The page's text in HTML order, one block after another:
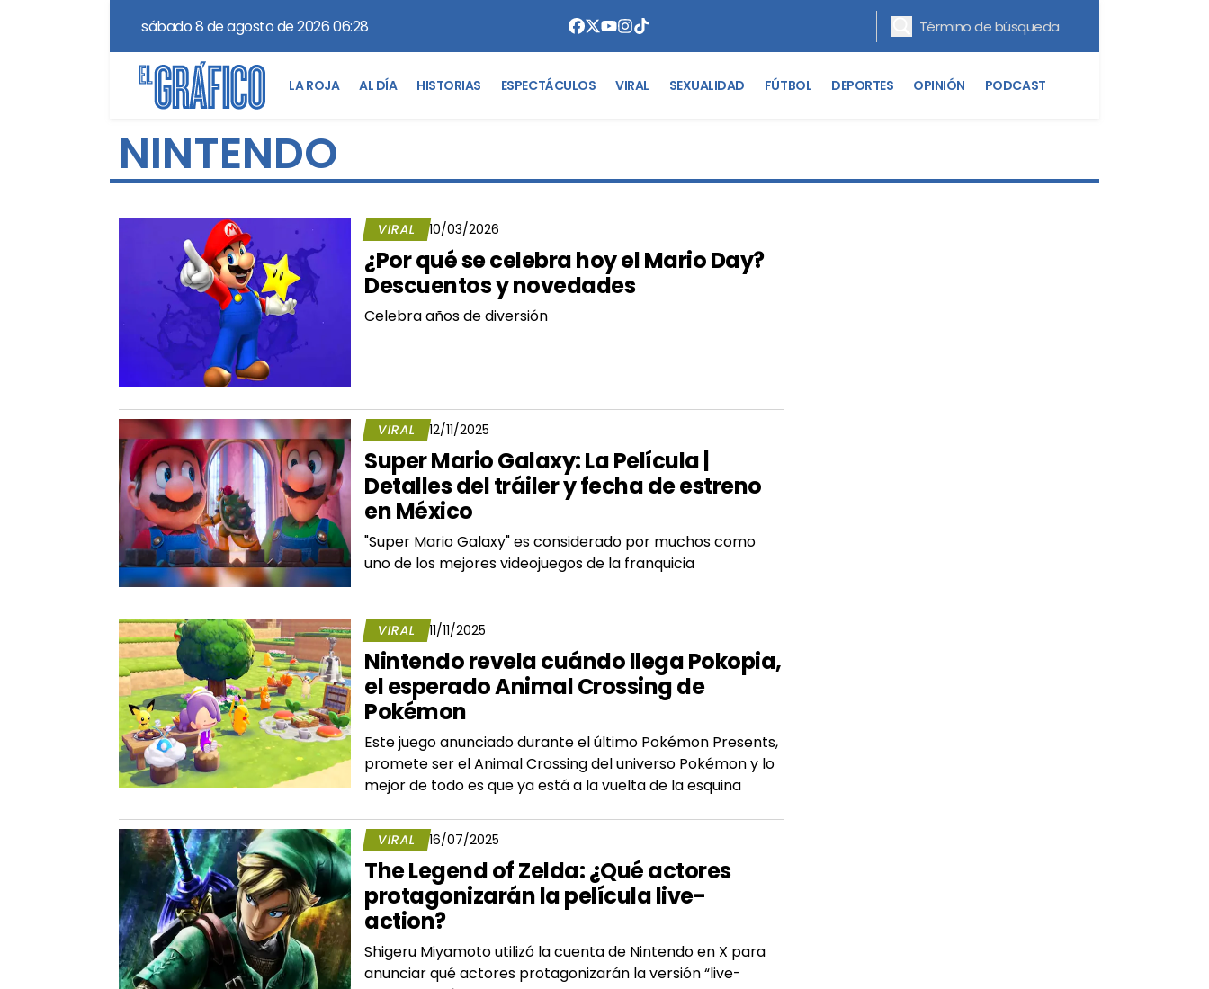
sábado 8 de agosto de 2026 06:28
LA ROJA AL DÍA HISTORIAS ESPECTÁCULOS VIRAL SEXUALIDAD FÚTBOL DEPORTES OPINIÓN PODCAST
NINTENDO
VIRAL 10/03/2026
¿Por qué se celebra hoy el Mario Day?
Descuentos y novedades
Celebra años de diversión
VIRAL 12/11/2025
Super Mario Galaxy: La Película |
Detalles del tráiler y fecha de estreno
en México
"Super Mario Galaxy" es considerado por muchos como
uno de los mejores videojuegos de la franquicia
VIRAL 11/11/2025
Nintendo revela cuándo llega Pokopia,
el esperado Animal Crossing de
Pokémon
Este juego anunciado durante el último Pokémon Presents,
promete ser el Animal Crossing del universo Pokémon y lo
mejor de todo es que ya está a la vuelta de la esquina
VIRAL 16/07/2025
The Legend of Zelda: ¿Qué actores
protagonizarán la película live-
action?
Shigeru Miyamoto utilizó la cuenta de Nintendo en X para
anunciar qué actores protagonizarán la versión “live-